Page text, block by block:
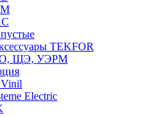
TEKFOR
ЩЭ, УЭРМ
Electric